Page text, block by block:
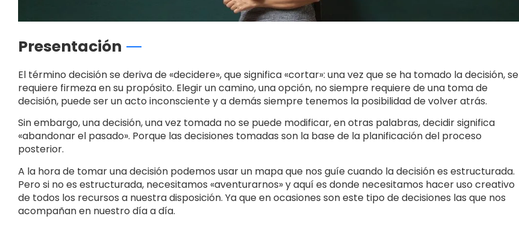
Presentación
El término decisión se deriva de «decidere», que significa «cortar»: una vez que se ha tomado la decisión, se
requiere firmeza en su propósito. Elegir un camino, una opción, no siempre requiere de una toma de
decisión, puede ser un acto inconsciente y a demás siempre tenemos la posibilidad de volver atrás.
Sin embargo, una decisión, una vez tomada no se puede modificar, en otras palabras, decidir significa
«abandonar el pasado». Porque las decisiones tomadas son la base de la planificación del proceso
posterior.
A la hora de tomar una decisión podemos usar un mapa que nos guíe cuando la decisión es estructurada.
Pero si no es estructurada, necesitamos «aventurarnos» y aquí es donde necesitamos hacer uso creativo
de todos los recursos a nuestra disposición. Ya que en ocasiones son este tipo de decisiones las que nos
acompañan en nuestro día a día.